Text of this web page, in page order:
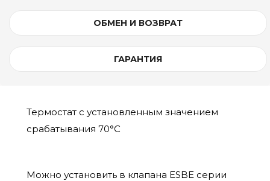
ОБМЕН И ВОЗВРАТ
ГАРАНТИЯ
Термостат с установленным значением
срабатывания 70°C
Можно установить в клапана ESBE серии